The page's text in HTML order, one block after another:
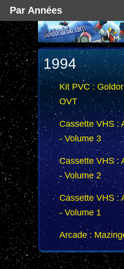
1994
Kit PVC :
OVT
Cassette VHS :
- Volume 3
Cassette VHS :
- Volume 2
Cassette VHS :
- Volume 1
Arcade :
Par Années